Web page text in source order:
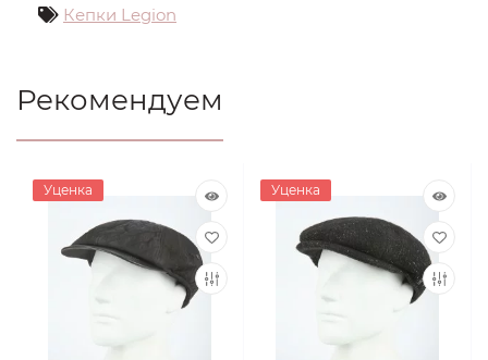
Кепки Legion
Рекомендуем
Уценка Уценка